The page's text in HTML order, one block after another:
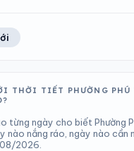
THỜI TIẾT PHƯỜNG PHÚ
từng ngày cho biết Phường
nào nắng ráo, ngày nào cần
2026.